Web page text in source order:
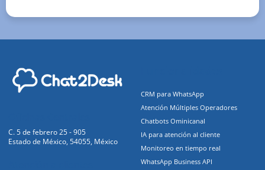
C. 5 de febrero 25 - 905
Estado de México, 54055, México
CRM para WhatsApp
Atención Múltiples Operadores
Chatbots Ominicanal
IA para atención al cliente
Monitoreo en tiempo real
WhatsApp Business API